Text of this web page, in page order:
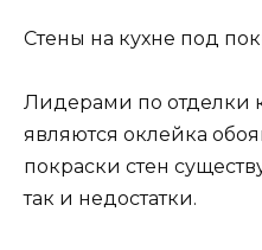
Стены на кухне под
Лидерами по отделки
являются оклейка
покраски стен
так и недостатки.